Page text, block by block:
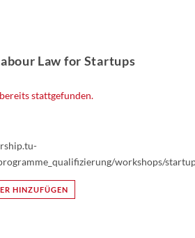
Law for Startups
stattgefunden.
workshops/
HINZUFÜGEN